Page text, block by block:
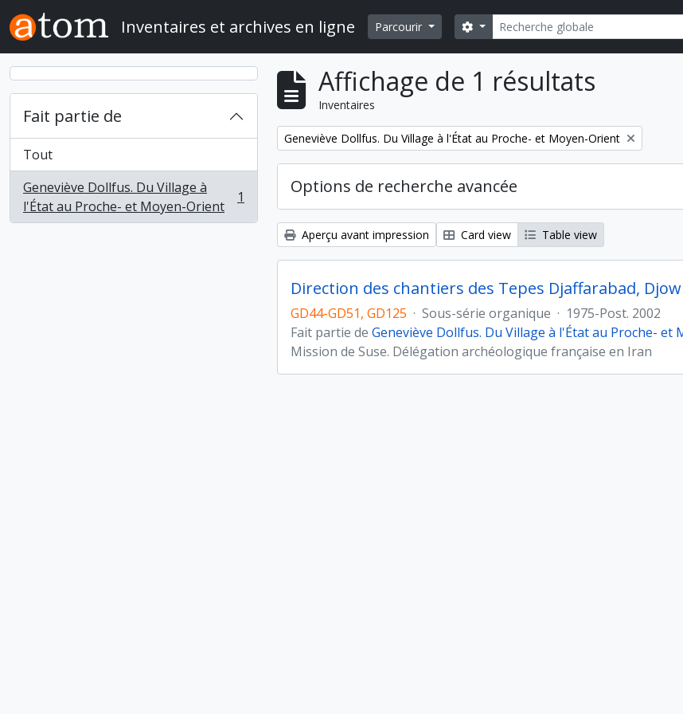
Skip to main content
Inventaires et archives en ligne Parcourir Rechercher
Search options
Fait partie de
Tout
Geneviève Dollfus. Du Village à
l'État au Proche- et Moyen-Orient
, 1 résultats 1
Affichage de 1 résultats
Inventaires
Remove filter:
Geneviève Dollfus. Du Village à l'État au Proche- et Moyen-Orient
Options de recherche avancée
Aperçu avant impression Card view Table view
Direction des chantiers des Tepes Djaffarabad,
GD44-GD51, GD125 · Sous-série organique · 1975-Post. 2002
Fait partie de Geneviève Dollfus. Du Village à l'État au Proche- et
Mission de Suse. Délégation archéologique française en Iran